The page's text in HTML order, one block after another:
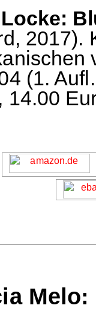
2017).
(1.
14.00
Melo: